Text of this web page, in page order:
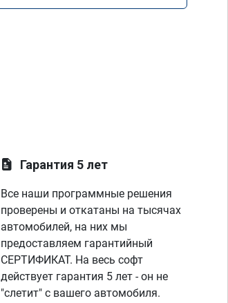
Гарантия 5 лет
Все наши программные решения
проверены и откатаны на тысячах
автомобилей, на них мы
предоставляем гарантийный
СЕРТИФИКАТ. На весь софт
действует гарантия 5 лет - он не
"слетит" с вашего автомобиля.